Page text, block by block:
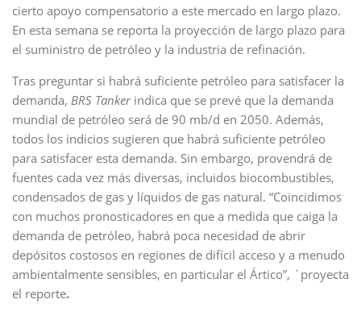
cierto apoyo compensatorio a este mercado en largo plazo.
En esta semana se reporta la proyección de largo plazo para
el suministro de petróleo y la industria de refinación.
Tras preguntar si habrá suficiente petróleo para satisfacer la
demanda, BRS Tankerindica que se prevé que la demanda
mundial de petróleo será de 90 mb/d en 2050. Además,
todos los indicios sugieren que habrá suficiente petróleo
para satisfacer esta demanda. Sin embargo, provendrá de
fuentes cada vez más diversas, incluidos biocombustibles,
condensados de gas y líquidos de gas natural. “Coincidimos
con muchos pronosticadores en que a medida que caiga la
demanda de petróleo, habrá poca necesidad de abrir
depósitos costosos en regiones de difícil acceso y a menudo
ambientalmente sensibles, en particular el Ártico”, ´proyecta
el reporte.